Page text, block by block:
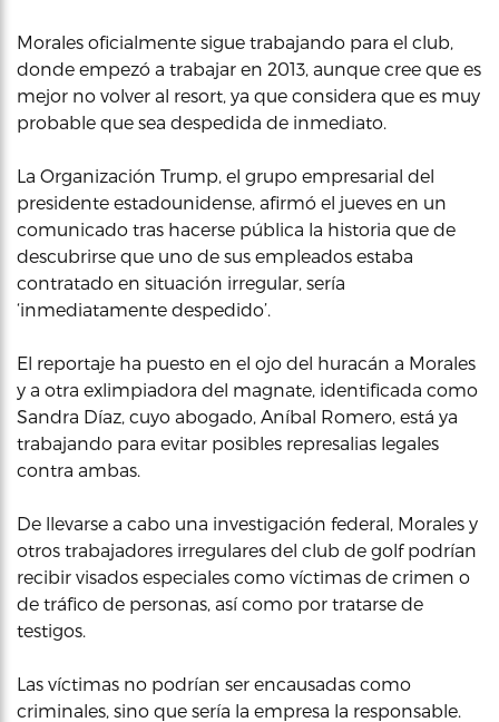
Morales oficialmente sigue trabajando para el club,
donde empezó a trabajar en 2013, aunque cree que es
mejor no volver al resort, ya que considera que es muy
probable que sea despedida de inmediato.
La Organización Trump, el grupo empresarial del
presidente estadounidense, afirmó el jueves en un
comunicado tras hacerse pública la historia que de
descubrirse que uno de sus empleados estaba
contratado en situación irregular, sería
‘inmediatamente despedido’.
El reportaje ha puesto en el ojo del huracán a Morales
y a otra exlimpiadora del magnate, identificada como
Sandra Díaz, cuyo abogado, Aníbal Romero, está ya
trabajando para evitar posibles represalias legales
contra ambas.
De llevarse a cabo una investigación federal, Morales y
otros trabajadores irregulares del club de golf podrían
recibir visados especiales como víctimas de crimen o
de tráfico de personas, así como por tratarse de
testigos.
Las víctimas no podrían ser encausadas como
criminales, sino que sería la empresa la responsable.